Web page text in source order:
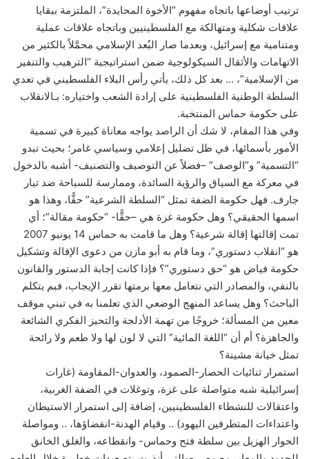
ترتيب أوضاعها باتجاه مفهوم “الأخوة المحايدة”، الملتزمة ببقايا
علاقات شكلية ومتهالكة مع الفلسطينيين وباتجاه علاقات عملية
ومتنامية مع إسرائيل، وبعدما صار البُعد الإسلامي محمَّلاً بالكثير من
الاتهامات والأثقال السيكولوجية ضمن استراتيجية “الترهيب والتنفير
من الإسلامية”، … بعد كل ذلك، يأتي رأس البلاء الفلسطيني في تعدي
السلطة الوطنية الفلسطينية على إرادة الشعب واختياره: بـالانقلاب
على حكومة حماس المنتخبة.
وفي هذا المقام، لا شك أن الراصد يواجه معاناة كبيرة في تسمية
الأمور بأسمائها، في ظل تضليل إعلامي وسياسي غامر؛ بحيث تبدو
“التسمية” و”الوصف” –فضلاً عن التوصيف والتصنيف- أشبه بالدخول
في معركة مع السياق والرؤية السائدة، وممارسة للسباحة ضد تيار
جارف. فهل حكومة الضفة تمثل “السلطة الشرعية” حقًّا، وهذا هو
اسمها الحقيقي؟ وهل حكومة غزة هي –حقًّا- “حكومة مقالة”؛ أي
تمت إقالتها إقالة شرعية؟ وهل ما قامت به حماس 14 يونيو 2007
هو “انقلاب دستوري”، وما قام به أبو مازن من دعوى الإقالة وتشكيل
حكومة فياض هو “حق دستوري”؟ فإذا كانت إجابة الدستور والقانون
بالنفي، والمصادر التي نتعامل معها برمتها تقرر الإيجاب، فبم يتكلم
الباحث؟ وهل يساعد المنهج الوضعي الذي تعلمنا به في تبني موقف
معين من المسألة؛ خروجًا من تهمة الأدلجة والتحيز الفكري الشائعة
والجاهزة؟ أم أن “اللغة المائية” التي لا لون لها ولا طعم ولا رائحة
تمثل خيانة مشينة؟
استمرار ثنائيات الحصار-الصمود، والعدوان-المقاومة (غارات
إسرائيلية شبه متواصلة على غزة، وتوغلات في الضفة الغربية،
واعتقالات للنشطاء الفلسطينيين، إضافة إلى استمرار الاستيطان
واعتداءات المتطرفين اليهود) .. وقيام الهدنة-انقضاؤها، .. ومواصلة
الحوار الهزيل بين سلطة فتح وحماس- وانقطاعه، والغلق الخانق